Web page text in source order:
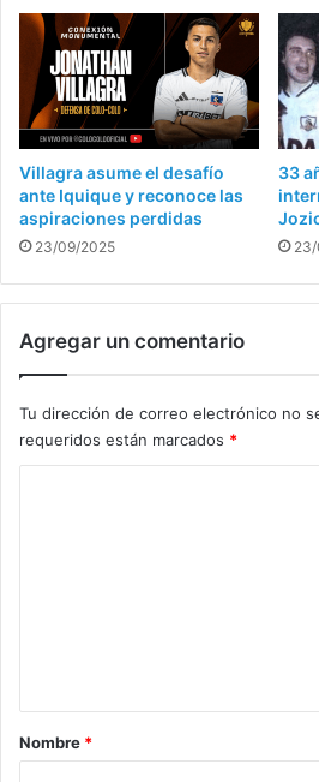
Villagra asume el desafío
ante Iquique y reconoce las
aspiraciones perdidas
23/09/2025
33
Agregar un comentario
Tu dirección de correo electrónico no
requeridos están marcados *
rNombre *